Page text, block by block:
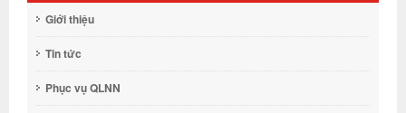
Giới thiệu
Tin tức
Phục vụ QLNN